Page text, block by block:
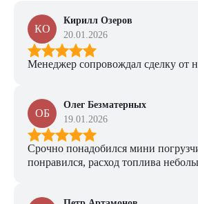
КО
Кирилл Озеров
20.01.2026
Менеджер сопровождал сделку от
ОБ
Олег Безматерных
19.01.2026
Срочно понадобился мини
понравился, расход топлива